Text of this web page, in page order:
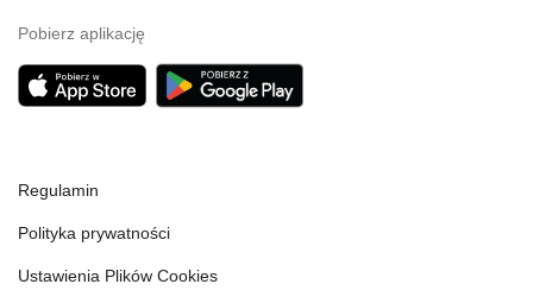
Pobierz aplikację
Regulamin
Polityka prywatności
Ustawienia Plików Cookies